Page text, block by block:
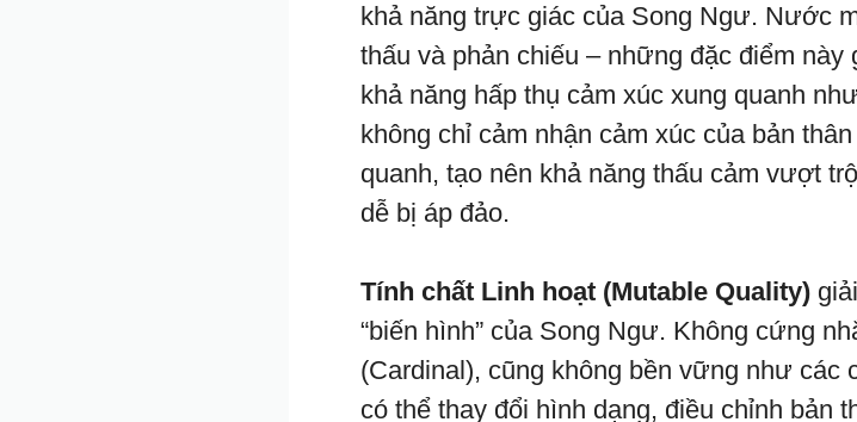
khả năng trực giác của Song Ngư. Nước
thấu và phản chiếu – những đặc điểm
khả năng hấp thụ cảm xúc xung quanh
không chỉ cảm nhận cảm xúc của bản
quanh, tạo nên khả năng thấu cảm vượt
dễ bị áp đảo.
Tính chất Linh hoạt (Mutable Quality)
“biến hình” của Song Ngư. Không cứng
(Cardinal), cũng không bền vững như các
có thể thay đổi hình dạng, điều chỉnh bản